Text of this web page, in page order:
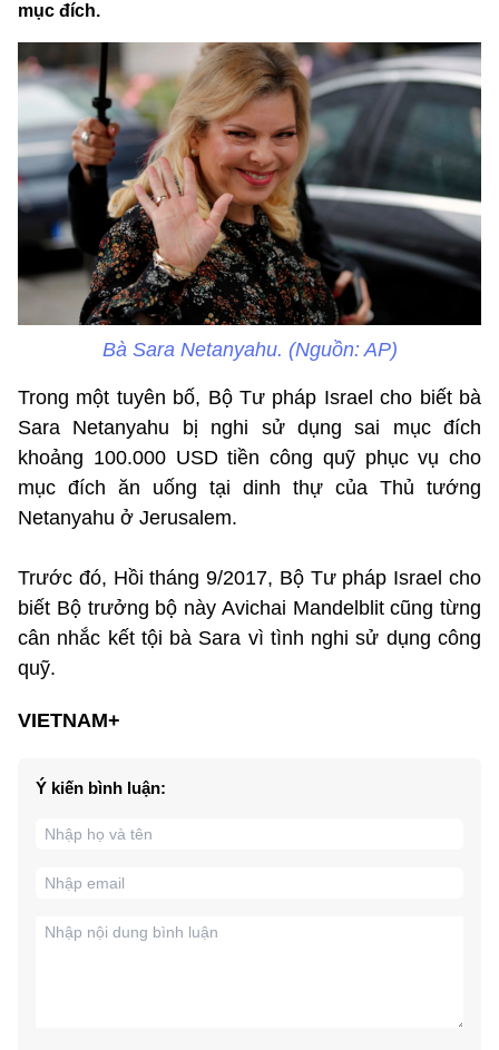
mục đích.
Bà Sara Netanyahu. (Nguồn: AP)
Trong một tuyên bố, Bộ Tư pháp Israel cho biết bà
Sara Netanyahu bị nghi sử dụng sai mục đích
khoảng 100.000 USD tiền công quỹ phục vụ cho
mục đích ăn uống tại dinh thự của Thủ tướng
Netanyahu ở Jerusalem.
Trước đó, Hồi tháng 9/2017, Bộ Tư pháp Israel cho
biết Bộ trưởng bộ này Avichai Mandelblit cũng từng
cân nhắc kết tội bà Sara vì tình nghi sử dụng công
quỹ.
VIETNAM+
Ý kiến bình luận: